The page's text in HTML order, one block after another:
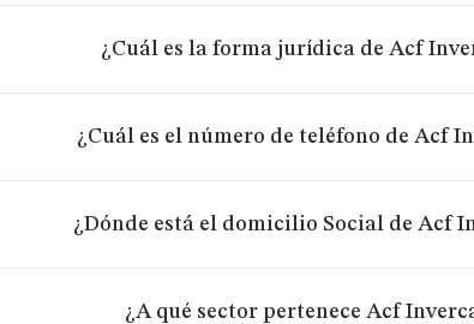
¿Cuál es la forma jurídica de Acf
¿Cuál es el número de teléfono de Acf
¿Dónde está el domicilio Social de Acf
¿A qué sector pertenece Acf